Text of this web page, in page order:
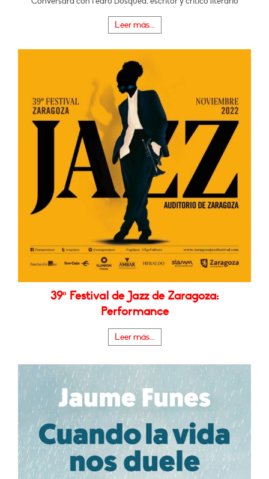
Leer más...
39º Festival de Jazz de Zaragoza:
Performance
Leer más...